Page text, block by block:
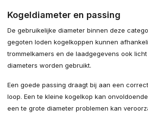
Kogeldiameter en passing
De gebruikelijke diameter binnen deze
gegoten loden kogelkoppen kunnen
trommelkamers en de laadgegevens ook
diameters worden gebruikt.
Een goede passing draagt bij aan een
loop. Een te kleine kogelkop kan
een te grote diameter problemen kan